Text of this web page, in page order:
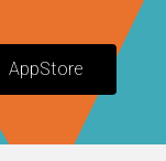
AppStore